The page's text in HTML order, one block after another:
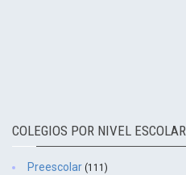
COLEGIOS POR NIVEL ESCOLAR
Preescolar (111)